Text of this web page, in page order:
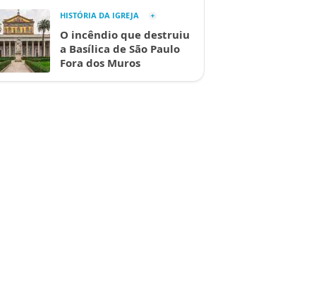
HISTÓRIA DA IGREJA
O incêndio que destruiu
a Basílica de São Paulo
Fora dos Muros